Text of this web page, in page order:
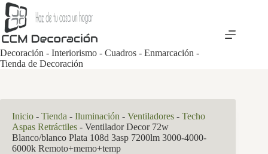
Saltar
al
contenido
Decoración - Interiorismo - Cuadros - Enmarcación -
Tienda de Decoración
Inicio - Tienda - Iluminación - Ventiladores - Techo
Aspas Retráctiles - Ventilador Decor 72w
Blanco/blanco Plata 108d 3asp 7200lm 3000-4000-
6000k Remoto+memo+temp